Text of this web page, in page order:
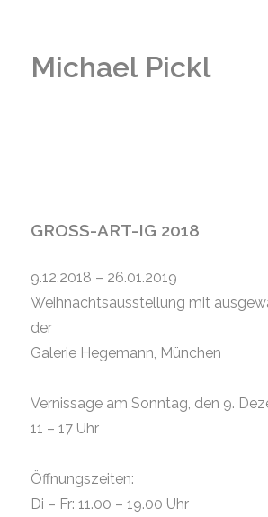
Michael Pickl
GROSS-ART-IG 2018
9.12.2018 – 26.01.2019
Weihnachtsausstellung mit
der
Galerie Hegemann, München
Vernissage am Sonntag, den 9.
11 – 17 Uhr
Öffnungszeiten:
Di – Fr: 11.00 – 19.00 Uhr